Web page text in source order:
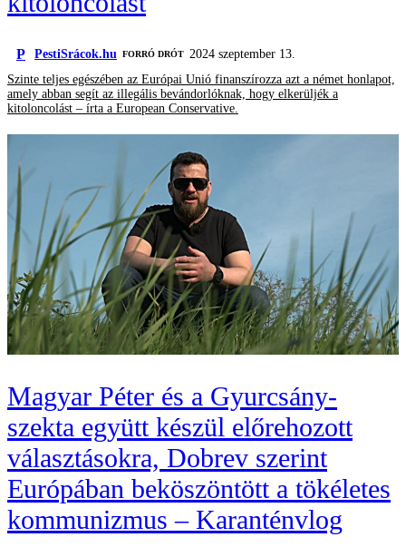
P PestiSrácok.hu FORRÓ DRÓT
2024 szeptember 13.
Szinte teljes egészében az Európai Unió finanszírozza azt a német honlapot,
amely abban segít az illegális bevándorlóknak, hogy elkerüljék a
kitoloncolást – írta a European Conservative.
Magyar Péter és a Gyurcsány-
szekta együtt készül előrehozott
választásokra, Dobrev szerint
Európában beköszöntött a tökéletes
kommunizmus – Karanténvlog